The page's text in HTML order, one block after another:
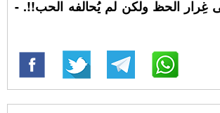
غِرار الحظ ولكن لم يُحالفه الحب!!. -